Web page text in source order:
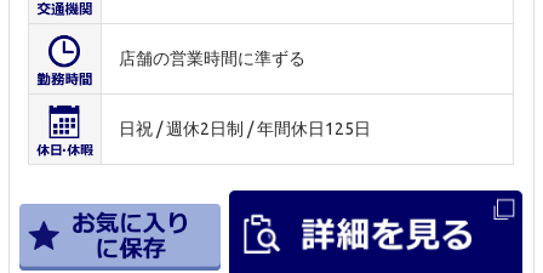
店舗の営業時間に準ずる
日祝 / 週休2日制 / 年間休日125日